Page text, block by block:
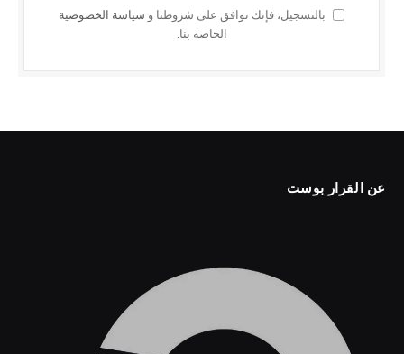
بالتسجيل، فإنك توافق على شروطنا و سياسة الخصوصية
الخاصة بنا.
عن القرار بوست